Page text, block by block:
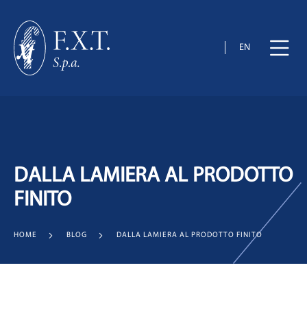
EN
DALLA LAMIERA AL PRODOTTO
FINITO
HOME BLOG DALLA LAMIERA AL PRODOTTO FINITO